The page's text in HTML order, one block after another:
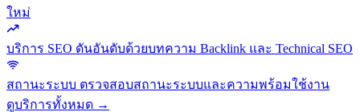
ใหม่
บริการ SEO ดันอันดับด้วยบทความ Backlink และ Technical SEO
สถานะระบบ ตรวจสอบสถานะระบบและความพร้อมใช้งาน
ดูบริการทั้งหมด →